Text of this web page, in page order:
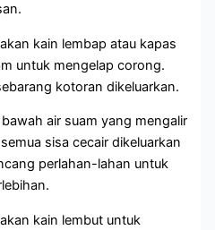
kain lembap atau kapas
untuk mengelap corong.
kotoran dikeluarkan.
air suam yang mengalir
sisa cecair dikeluarkan
perlahan-lahan untuk
kain lembut untuk